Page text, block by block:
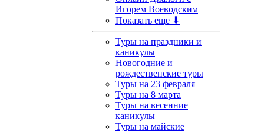
Игорем Воеводским
Показать еще ⬇
Туры на праздники и
каникулы
Новогодние и
рождественские туры
Туры на 23 февраля
Туры на 8 марта
Туры на весенние
каникулы
Туры на майские